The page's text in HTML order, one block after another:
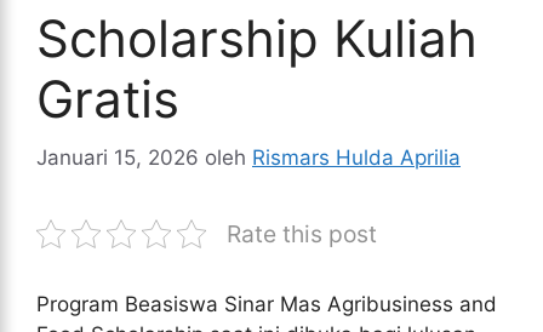
Scholarship Kuliah
Gratis
Januari 15, 2026 oleh Rismars Hulda Aprilia
Rate this post
Program Beasiswa Sinar Mas Agribusiness and